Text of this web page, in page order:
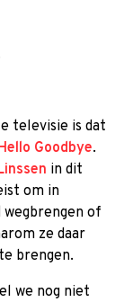
televisie is dat
Goodbye.
in dit
om in
wegbrengen of
ze daar
brengen.
we nog niet